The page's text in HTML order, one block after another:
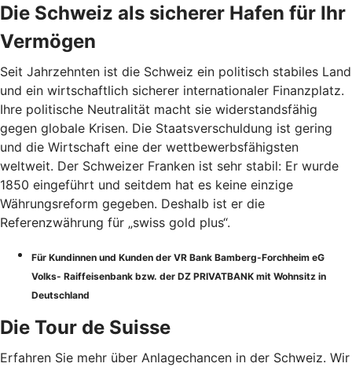
Die Schweiz als sicherer Hafen für Ihr
Vermögen
Seit Jahrzehnten ist die Schweiz ein politisch stabiles Land
und ein wirtschaftlich sicherer internationaler Finanzplatz.
Ihre politische Neutralität macht sie widerstandsfähig
gegen globale Krisen. Die Staatsverschuldung ist gering
und die Wirtschaft eine der wettbewerbsfähigsten
weltweit. Der Schweizer Franken ist sehr stabil: Er wurde
1850 eingeführt und seitdem hat es keine einzige
Währungsreform gegeben. Deshalb ist er die
Referenzwährung für „swiss gold plus“.
Für Kundinnen und Kunden der VR Bank Bamberg-Forchheim eG
Volks- Raiffeisenbank bzw. der DZ PRIVATBANK mit Wohnsitz in
Deutschland
Die Tour de Suisse
Erfahren Sie mehr über Anlagechancen in der Schweiz. Wir